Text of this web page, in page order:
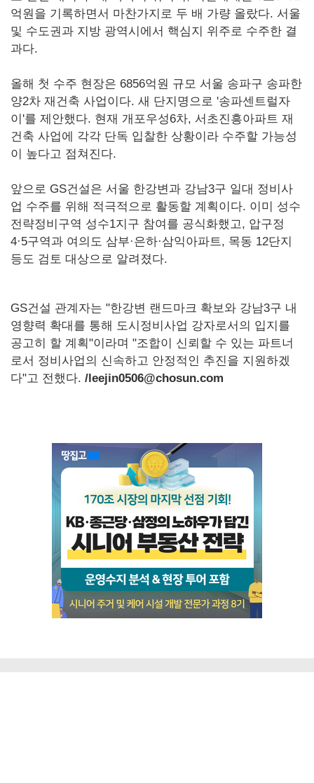
억원을 기록하면서 마찬가지로 두 배 가량 올랐다. 서울
및 수도권과 지방 광역시에서 핵심지 위주로 수주한 결
과다.
올해 첫 수주 현장은 6856억원 규모 서울 송파구 송파한
양2차 재건축 사업이다. 새 단지명으로 '송파센트럴자
이'를 제안했다. 현재 개포우성6차, 서초진흥아파트 재
건축 사업에 각각 단독 입찰한 상황이라 수주할 가능성
이 높다고 점쳐진다.
앞으로 GS건설은 서울 한강변과 강남3구 일대 정비사
업 수주를 위해 적극적으로 활동할 계획이다. 이미 성수
전략정비구역 성수1지구 참여를 공식화했고, 압구정
4·5구역과 여의도 삼부·은하·삼익아파트, 목동 12단지
등도 검토 대상으로 알려졌다.
GS건설 관계자는 "한강변 랜드마크 확보와 강남3구 내
영향력 확대를 통해 도시정비사업 강자로서의 입지를
공고히 할 계획"이라며 "조합이 신뢰할 수 있는 파트너
로서 정비사업의 신속하고 안정적인 추진을 지원하겠
다"고 전했다. /leejin0506@chosun.com